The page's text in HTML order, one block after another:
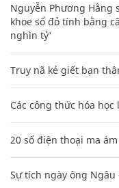
Nguyễn Phương
khoe sổ đỏ tính bằng
nghìn tỷ'
Truy nã kẻ giết bạn
Các công thức hóa
20 số điện thoại ma
Sự tích ngày ông